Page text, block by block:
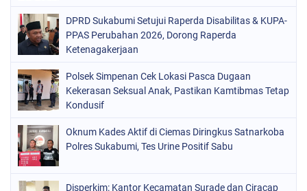
DPRD Sukabumi Setujui Raperda Disabilitas & KUPA-
PPAS Perubahan 2026, Dorong Raperda
Ketenagakerjaan
Polsek Simpenan Cek Lokasi Pasca Dugaan
Kekerasan Seksual Anak, Pastikan Kamtibmas Tetap
Kondusif
Oknum Kades Aktif di Ciemas Diringkus Satnarkoba
Polres Sukabumi, Tes Urine Positif Sabu
Disperkim: Kantor Kecamatan Surade dan Ciracap